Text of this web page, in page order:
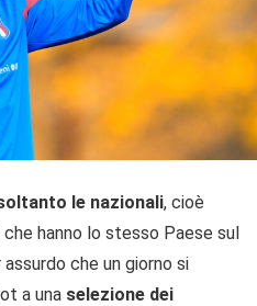
le nazionali, cioè
hanno lo stesso Paese sul
che un giorno si
a una selezione dei